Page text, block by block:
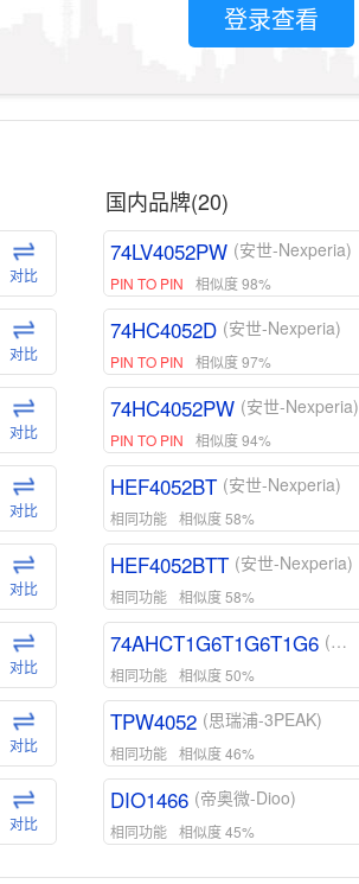
登录查看
对比
对比
对比
对比
对比
对比
对比
对比
国内品牌(20)
74LV4052PW (安世-Nexperia)
PIN TO PIN 相似度 98%
74HC4052D (安世-Nexperia)
PIN TO PIN 相似度 97%
74HC4052PW (安世-Nexperia)
PIN TO PIN 相似度 94%
HEF4052BT (安世-Nexperia)
相同功能 相似度 58%
HEF4052BTT (安世-Nexperia)
相同功能 相似度 58%
74AHCT1G6T1G6T1G6 (安世-Nexperia)
相同功能 相似度 50%
TPW4052 (思瑞浦-3PEAK)
相同功能 相似度 46%
DIO1466 (帝奥微-Dioo)
相同功能 相似度 45%
DIO1159 (帝奥微-Dioo)